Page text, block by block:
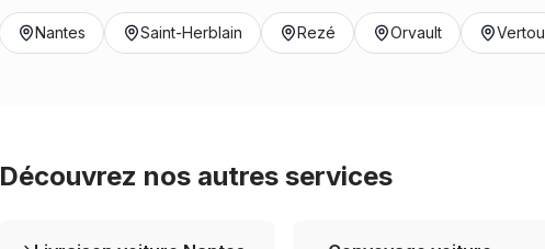
Nantes Saint-Herblain Rezé Orvault Vertou
Découvrez nos autres services